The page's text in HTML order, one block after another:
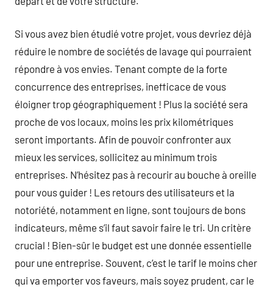
Si vous avez bien étudié votre projet, vous devriez déjà
réduire le nombre de sociétés de lavage qui pourraient
répondre à vos envies. Tenant compte de la forte
concurrence des entreprises, inefficace de vous
éloigner trop géographiquement ! Plus la société sera
proche de vos locaux, moins les prix kilométriques
seront importants. Afin de pouvoir confronter aux
mieux les services, sollicitez au minimum trois
entreprises. N’hésitez pas à recourir au bouche à oreille
pour vous guider ! Les retours des utilisateurs et la
notoriété, notamment en ligne, sont toujours de bons
indicateurs, même s’il faut savoir faire le tri. Un critère
crucial ! Bien-sûr le budget est une donnée essentielle
pour une entreprise. Souvent, c’est le tarif le moins cher
qui va emporter vos faveurs, mais soyez prudent, car le